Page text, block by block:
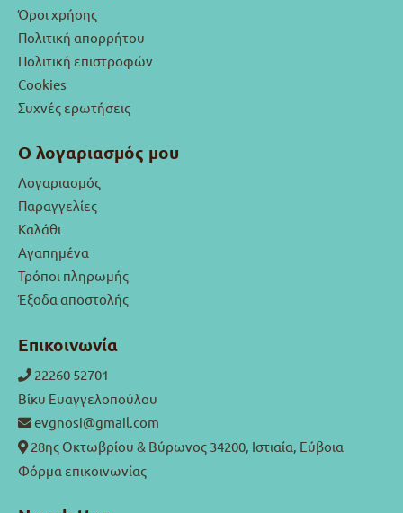
Όροι χρήσης
Πολιτική απορρήτου
Πολιτική επιστροφών
Cookies
Συχνές ερωτήσεις
Ο λογαριασμός μου
Λογαριασμός
Παραγγελίες
Καλάθι
Αγαπημένα
Τρόποι πληρωμής
Έξοδα αποστολής
Επικοινωνία
22260 52701
Βίκυ Ευαγγελοπούλου
evgnosi@gmail.com
28ης Οκτωβρίου & Βύρωνος 34200, Ιστιαία, Εύβοια
Φόρμα επικοινωνίας